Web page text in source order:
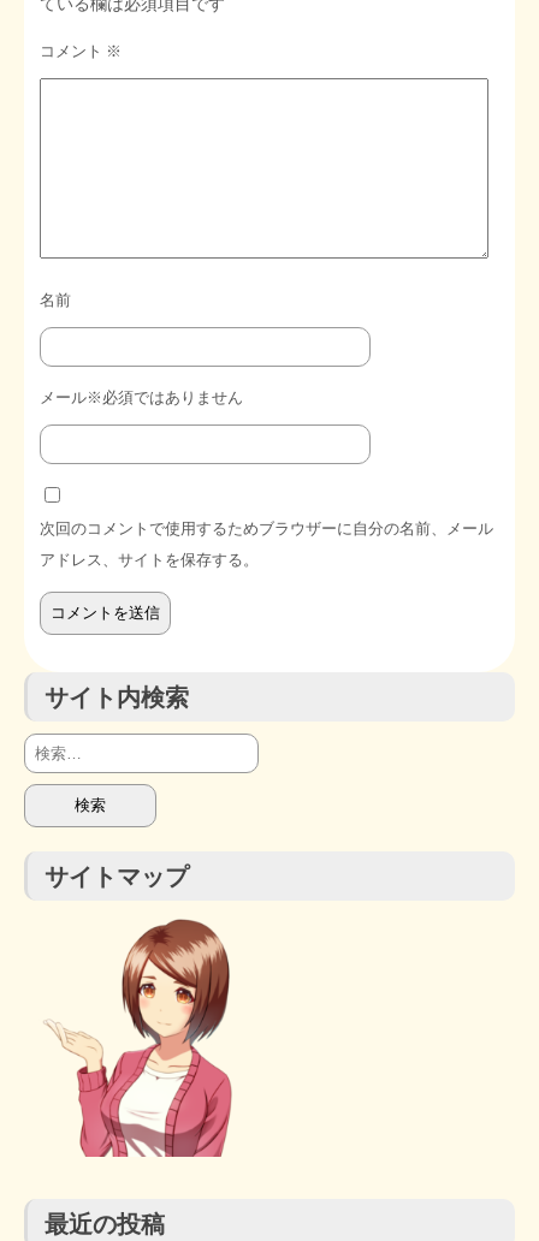
コメント ※
名前
メール※必須ではありません
次回のコメントで使用するためブラウザーに自分の名前、メール
アドレス、サイトを保存する。
サイト内検索
検
索:
サイトマップ
最近の投稿